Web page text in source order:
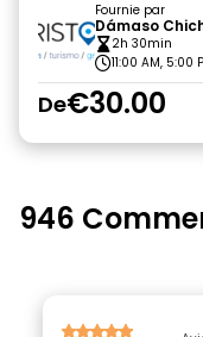
Fournie par
Dámaso
2h 30min
11:00 AM, 5:00
De€30.00
946